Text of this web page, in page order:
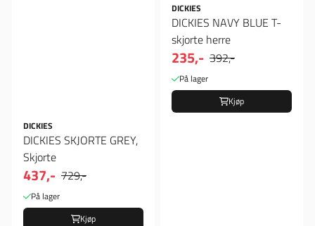
DICKIES
DICKIES SKJORTE GREY,
Skjorte
437,- 729,-
På lager
Kjøp
DICKIES
DICKIES NAVY BLUE T-
skjorte herre
235,- 392,-
På lager
Kjøp